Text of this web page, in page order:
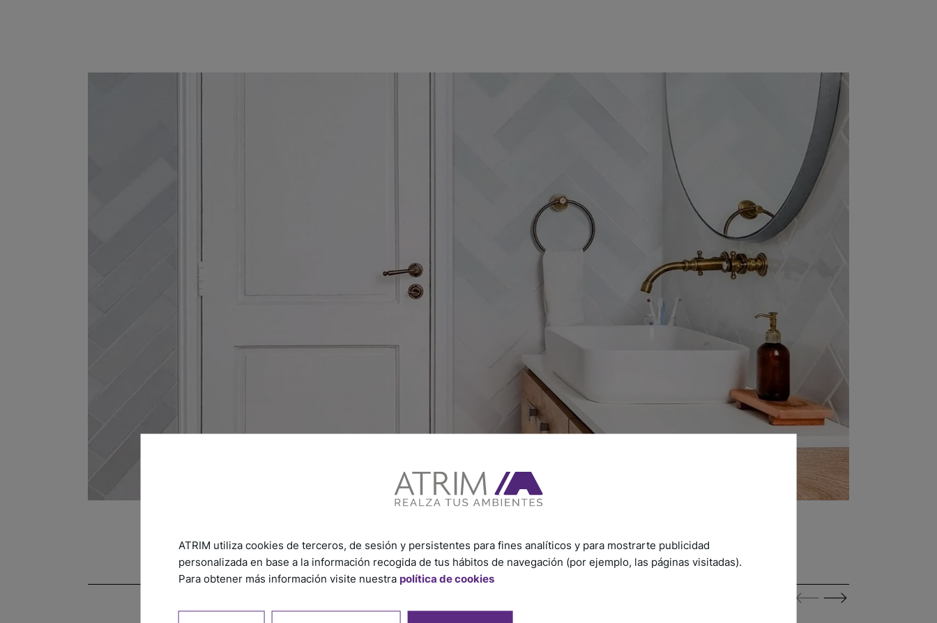
ATRIM utiliza cookies de terceros, de sesión y persistentes para fines analíticos y para mostrarte publicidad
personalizada en base a la información recogida de tus hábitos de navegación (por ejemplo, las páginas visitadas).
Para obtener más información visite nuestra política de cookies